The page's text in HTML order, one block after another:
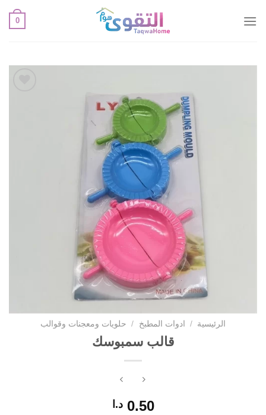
0
الرئيسية / ادوات المطبخ / حلويات ومعجنات وقوالب
قالب سمبوسك
0.50 د.ا